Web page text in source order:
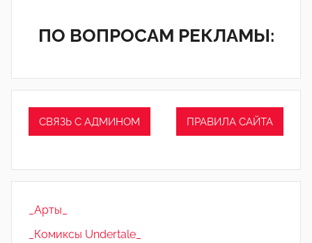
ПО ВОПРОСАМ РЕКЛАМЫ:
СВЯЗЬ С АДМИНОМ ПРАВИЛА САЙТА
_Арты_
_Комиксы Undertale_